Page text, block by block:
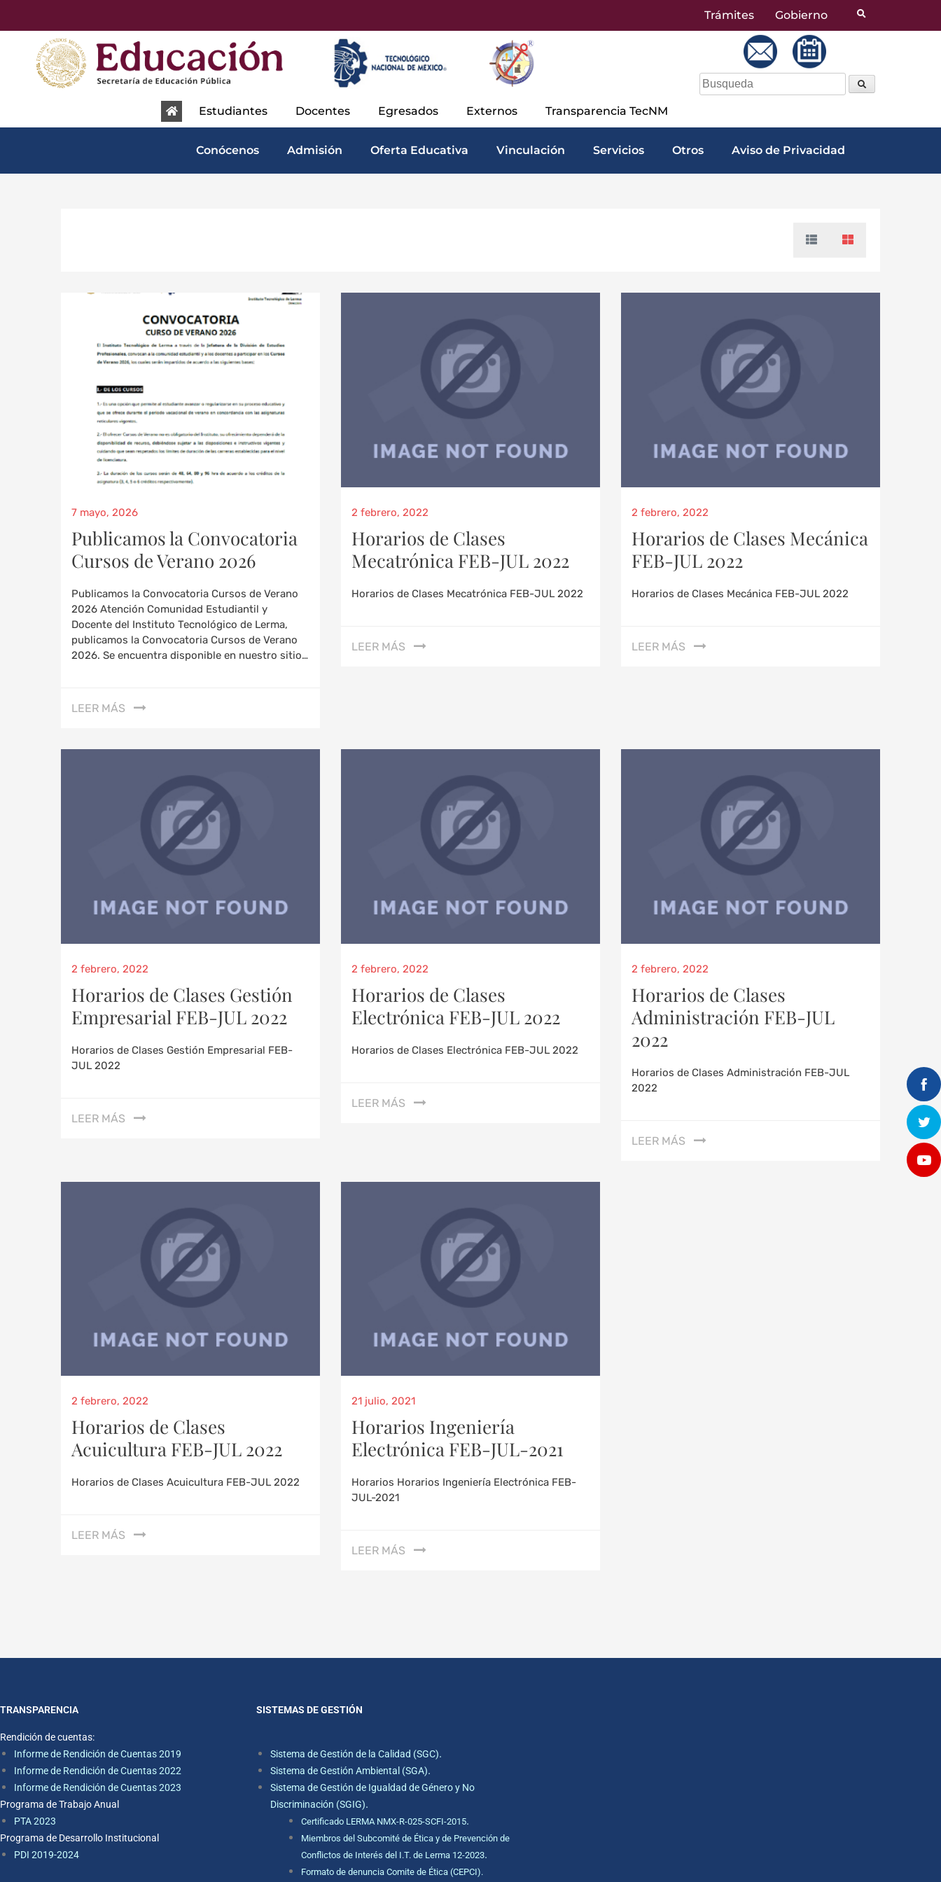
Trámites Gobierno
Estudiantes Docentes Egresados Externos Transparencia TecNM
Conócenos Admisión Oferta Educativa Vinculación Servicios Otros Aviso de Privacidad
7 mayo, 2026
Publicamos la Convocatoria
Cursos de Verano 2026
Publicamos la Convocatoria Cursos de Verano
2026 Atención Comunidad Estudiantil y
Docente del Instituto Tecnológico de Lerma,
publicamos la Convocatoria Cursos de Verano
2026. Se encuentra disponible en nuestro sitio…
LEER MÁS
2 febrero, 2022
Horarios de Clases
Mecatrónica FEB-JUL 2022
Horarios de Clases Mecatrónica FEB-JUL 2022
LEER MÁS
2 febrero, 2022
Horarios de Clases Mecánica
FEB-JUL 2022
Horarios de Clases Mecánica FEB-JUL 2022
LEER MÁS
2 febrero, 2022
Horarios de Clases Gestión
Empresarial FEB-JUL 2022
Horarios de Clases Gestión Empresarial FEB-
JUL 2022
LEER MÁS
2 febrero, 2022
Horarios de Clases
Electrónica FEB-JUL 2022
Horarios de Clases Electrónica FEB-JUL 2022
LEER MÁS
2 febrero, 2022
Horarios de Clases
Administración FEB-JUL
2022
Horarios de Clases Administración FEB-JUL
2022
LEER MÁS
2 febrero, 2022
Horarios de Clases
Acuicultura FEB-JUL 2022
Horarios de Clases Acuicultura FEB-JUL 2022
LEER MÁS
21 julio, 2021
Horarios Ingeniería
Electrónica FEB-JUL-2021
Horarios Horarios Ingeniería Electrónica FEB-
JUL-2021
LEER MÁS
TRANSPARENCIA
Rendición de cuentas:
Informe de Rendición de Cuentas 2019
Informe de Rendición de Cuentas 2022
Informe de Rendición de Cuentas 2023
Programa de Trabajo Anual
PTA 2023
Programa de Desarrollo Institucional
PDI 2019-2024
SISTEMAS DE GESTIÓN
Sistema de Gestión de la Calidad (SGC).
Sistema de Gestión Ambiental (SGA).
Sistema de Gestión de Igualdad de Género y No
Discriminación (SGIG).
Certificado LERMA NMX-R-025-SCFI-2015.
Miembros del Subcomité de Ética y de Prevención de
Conflictos de Interés del I.T. de Lerma 12-2023.
Formato de denuncia Comite de Ética (CEPCI).